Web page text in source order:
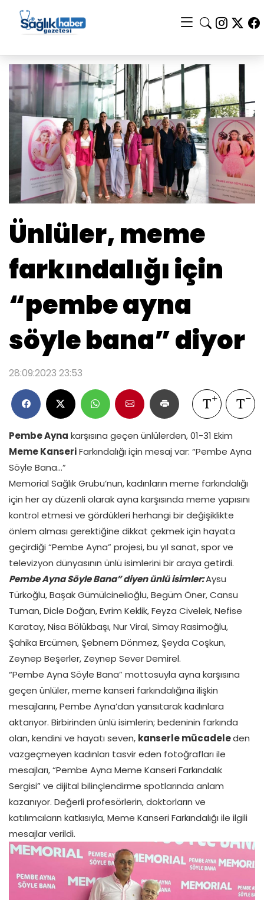
Ünlüler, meme
farkındalığı için
“pembe ayna
söyle bana” diyor
28:09:2023 23:53
Pembe Ayna karşısına geçen ünlülerden, 01-31 Ekim
Meme KanseriFarkındalığı için mesaj var: “Pembe Ayna
Söyle Bana…”
Memorial Sağlık Grubu’nun, kadınların meme farkındalığı
için her ay düzenli olarak ayna karşısında meme yapısını
kontrol etmesi ve gördükleri herhangi bir değişiklikte
önlem alması gerektiğine dikkat çekmek için hayata
geçirdiği “Pembe Ayna” projesi, bu yıl sanat, spor ve
televizyon dünyasının ünlü isimlerini bir araya getirdi.
Pembe Ayna Söyle Bana” diyen ünlü isimler:Aysu
Türkoğlu, Başak Gümülcinelioğlu, Begüm Öner, Cansu
Tuman, Dicle Doğan, Evrim Keklik, Feyza Civelek, Nefise
Karatay, Nisa Bölükbaşı, Nur Viral, Simay Rasimoğlu,
Şahika Ercümen, Şebnem Dönmez, Şeyda Coşkun,
Zeynep Beşerler, Zeynep Sever Demirel.
“Pembe Ayna Söyle Bana” mottosuyla ayna karşısına
geçen ünlüler, meme kanseri farkındalığına ilişkin
mesajlarını, Pembe Ayna’dan yansıtarak kadınlara
aktarıyor. Birbirinden ünlü isimlerin; bedeninin farkında
olan, kendini ve hayatı seven, kanserle mücadeleden
vazgeçmeyen kadınları tasvir eden fotoğrafları ile
mesajları, “Pembe Ayna Meme Kanseri Farkındalık
Sergisi” ve dijital bilinçlendirme spotlarında anlam
kazanıyor. Değerli profesörlerin, doktorların ve
katılımcıların katkısıyla, Meme Kanseri Farkındalığı ile ilgili
mesajlar verildi.